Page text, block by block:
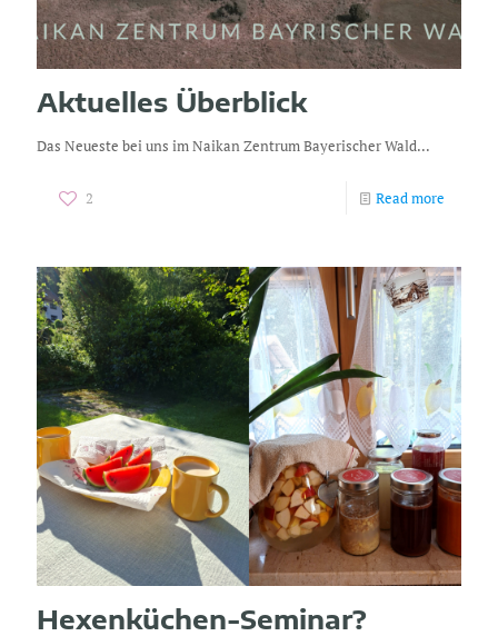
Aktuelles Überblick
Das Neueste bei uns im Naikan Zentrum Bayerischer Wald...
2 Read more
Hexenküchen-Seminar?